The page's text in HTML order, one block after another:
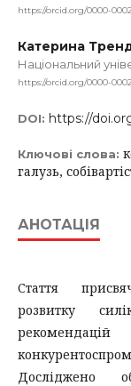
https://orcid.org/0000-
Катерина
Національний
https://orcid.org/0000-
DOI: https://
Ключові слова:
галузь,
АНОТАЦІЯ
Стаття
розвитку
Досліджено